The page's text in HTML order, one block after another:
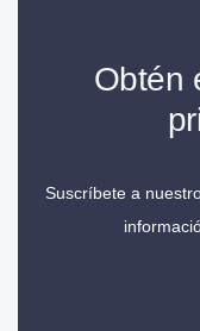
Obtén
Suscríbete a